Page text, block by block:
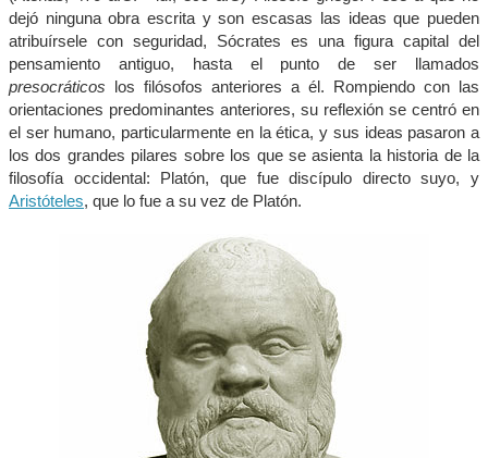
dejó ninguna obra escrita y son escasas las ideas que pueden
atribuírsele con seguridad, Sócrates es una figura capital del
pensamiento antiguo, hasta el punto de ser llamados
presocráticos los filósofos anteriores a él. Rompiendo con las
orientaciones predominantes anteriores, su reflexión se centró en
el ser humano, particularmente en la ética, y sus ideas pasaron a
los dos grandes pilares sobre los que se asienta la historia de la
filosofía occidental: Platón, que fue discípulo directo suyo, y
Aristóteles, que lo fue a su vez de Platón.